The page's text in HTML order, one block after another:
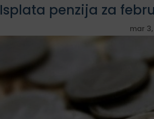
Isplata penzija za
mar